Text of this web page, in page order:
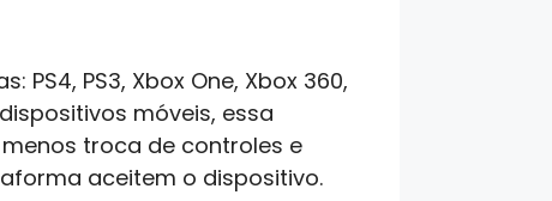
PS3, Xbox One, Xbox 360,
móveis, essa
troca de controles e
aceitem o dispositivo.